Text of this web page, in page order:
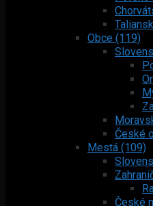
Obce (119)
České
Mestá (109)
České